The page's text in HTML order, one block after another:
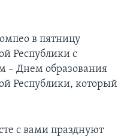
в пятницу
Республики с
– Днем образования
Республики, который
с вами празднуют